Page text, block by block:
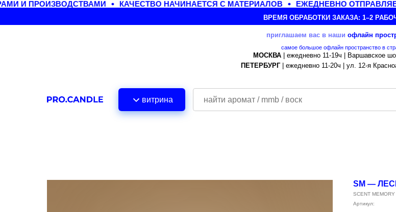
И ПРОИЗВОДСТВАМИ КАЧЕСТВО НАЧИНАЕТСЯ С МАТЕРИАЛОВ ЕЖЕДНЕВНО
ВРЕМЯ ОБРАБОТКИ ЗАКАЗА: 1–2
приглашаем вас в наши офлайн
самое большое офлайн пространство в
МОСКВА| ежедневно 11-19ч | Варшавское
ПЕТЕРБУРГ| ежедневно 11-20ч | ул. 12-я
витрина
SM —
SCENT MEMORY
Артикул: